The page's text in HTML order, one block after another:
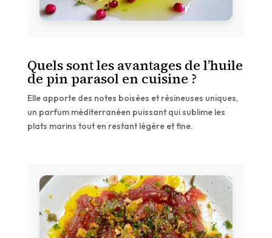
Quels sont les avantages de l’huile
de pin parasol en cuisine ?
Elle apporte des notes boisées et résineuses uniques,
un parfum méditerranéen puissant qui sublime les
plats marins tout en restant légère et fine.